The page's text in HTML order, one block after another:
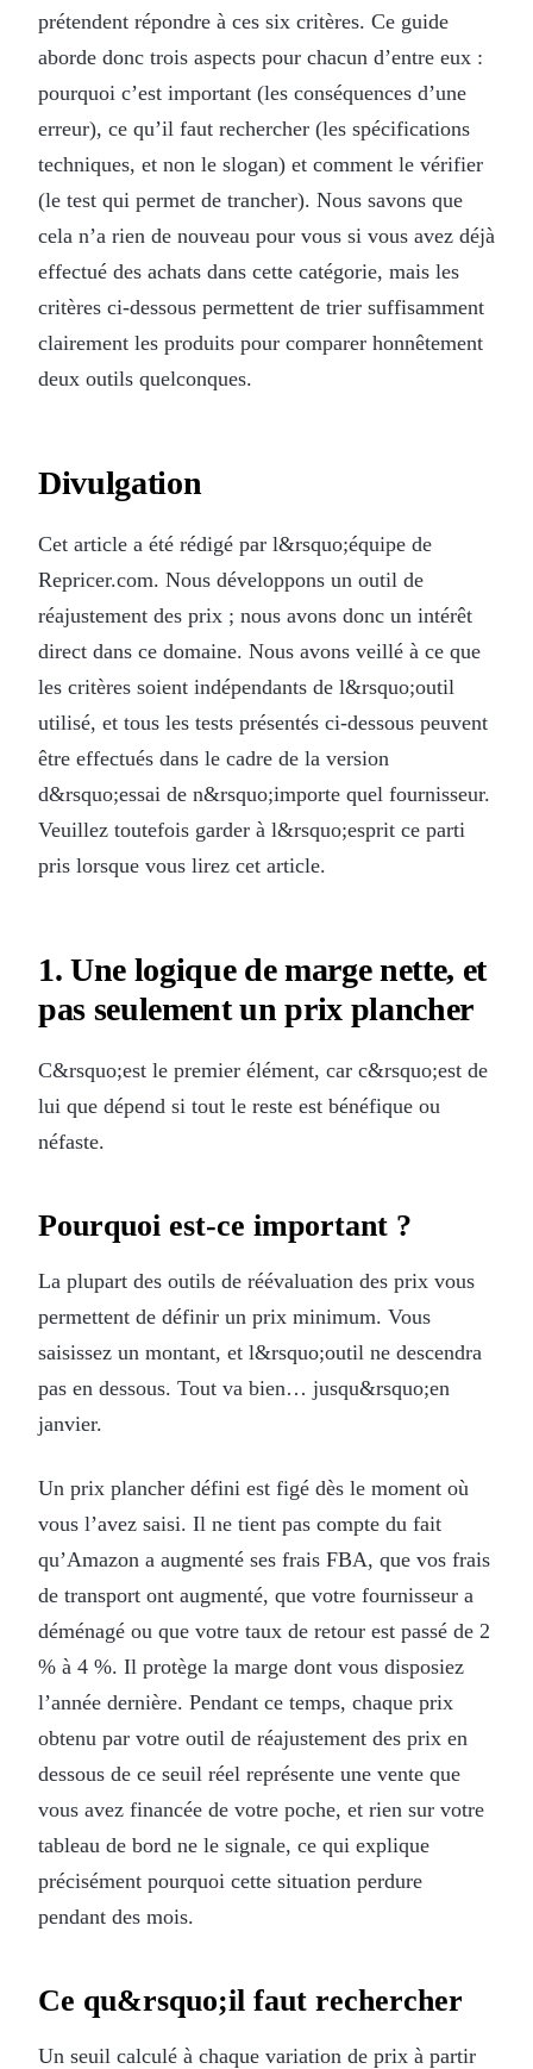
prétendent répondre à ces six critères. Ce guide
aborde donc trois aspects pour chacun d’entre eux :
pourquoi c’est important (les conséquences d’une
erreur), ce qu’il faut rechercher (les spécifications
techniques, et non le slogan) et comment le vérifier
(le test qui permet de trancher). Nous savons que
cela n’a rien de nouveau pour vous si vous avez déjà
effectué des achats dans cette catégorie, mais les
critères ci-dessous permettent de trier suffisamment
clairement les produits pour comparer honnêtement
deux outils quelconques.
Divulgation
Cet article a été rédigé par l&rsquo;équipe de
Repricer.com. Nous développons un outil de
réajustement des prix ; nous avons donc un intérêt
direct dans ce domaine. Nous avons veillé à ce que
les critères soient indépendants de l&rsquo;outil
utilisé, et tous les tests présentés ci-dessous peuvent
être effectués dans le cadre de la version
d&rsquo;essai de n&rsquo;importe quel fournisseur.
Veuillez toutefois garder à l&rsquo;esprit ce parti
pris lorsque vous lirez cet article.
1. Une logique de marge nette, et
pas seulement un prix plancher
C&rsquo;est le premier élément, car c&rsquo;est de
lui que dépend si tout le reste est bénéfique ou
néfaste.
Pourquoi est-ce important ?
La plupart des outils de réévaluation des prix vous
permettent de définir un prix minimum. Vous
saisissez un montant, et l&rsquo;outil ne descendra
pas en dessous. Tout va bien… jusqu&rsquo;en
janvier.
Un prix plancher défini est figé dès le moment où
vous l’avez saisi. Il ne tient pas compte du fait
qu’Amazon a augmenté ses frais FBA, que vos frais
de transport ont augmenté, que votre fournisseur a
déménagé ou que votre taux de retour est passé de 2
% à 4 %. Il protège la marge dont vous disposiez
l’année dernière. Pendant ce temps, chaque prix
obtenu par votre outil de réajustement des prix en
dessous de ce seuil réel représente une vente que
vous avez financée de votre poche, et rien sur votre
tableau de bord ne le signale, ce qui explique
précisément pourquoi cette situation perdure
pendant des mois.
Ce qu&rsquo;il faut rechercher
Un seuil calculé à chaque variation de prix à partir